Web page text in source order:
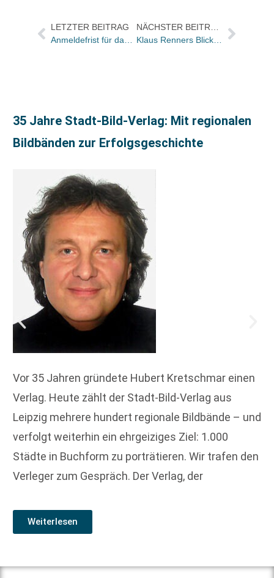
LETZTER BEITRAG
35 Jahre Stadt-Bild-Verlag: Mit regionalen
Bildbänden zur Erfolgsgeschichte
Vor 35 Jahren gründete Hubert Kretschmar einen
Verlag. Heute zählt der Stadt-Bild-Verlag aus
Leipzig mehrere hundert regionale Bildbände – und
verfolgt weiterhin ein ehrgeiziges Ziel: 1.000
Städte in Buchform zu porträtieren. Wir trafen den
Verleger zum Gespräch. Der Verlag, der
Weiterlesen